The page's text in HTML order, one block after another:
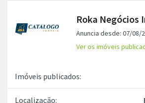
Roka Negócios
Anuncia desde: 07/08/
Ver os imóveis
Imóveis publicados:
Localização: